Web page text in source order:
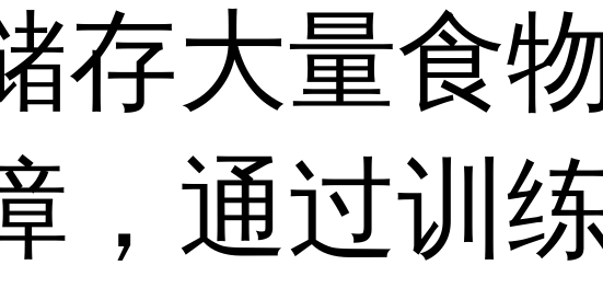
存大量食
，通过训